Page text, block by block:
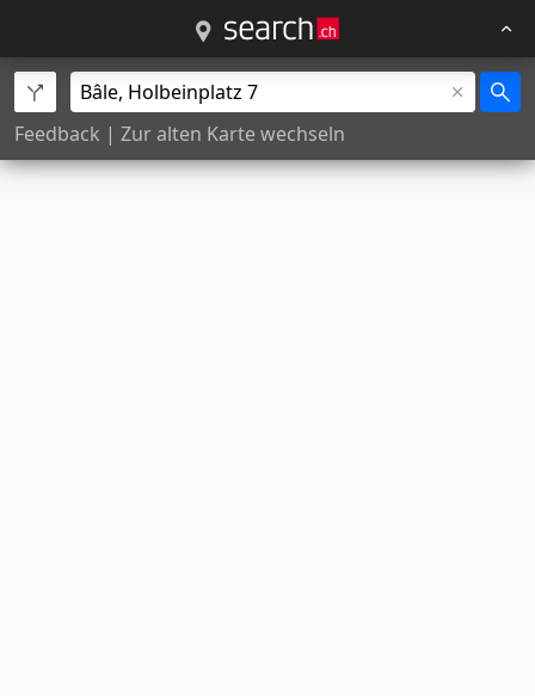
Feedback | Zur alten Karte wechseln